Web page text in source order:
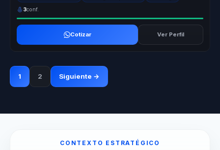
3conf.
Cotizar Ver Perfil
1 2 Siguiente →
CONTEXTO ESTRATÉGICO